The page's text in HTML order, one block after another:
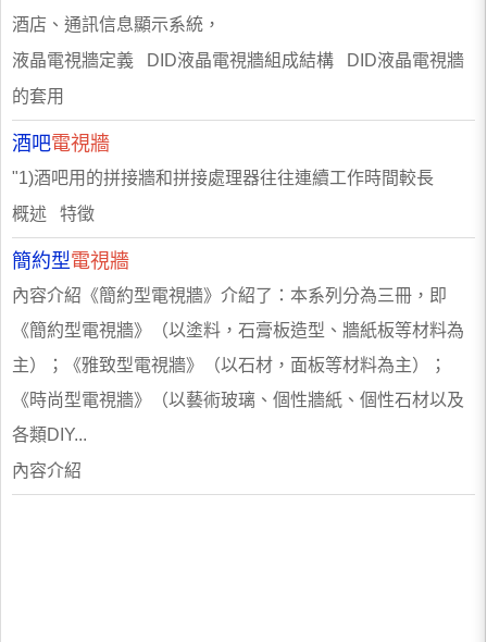
酒店、通訊信息顯示系統，
液晶電視牆定義 DID液晶電視牆組成結構 DID液晶電視牆
的套用
酒吧電視牆
"1)酒吧用的拼接牆和拼接處理器往往連續工作時間較長
概述 特徵
簡約型電視牆
內容介紹《簡約型電視牆》介紹了：本系列分為三冊，即
《簡約型電視牆》（以塗料，石膏板造型、牆紙板等材料為
主）；《雅致型電視牆》（以石材，面板等材料為主）；
《時尚型電視牆》（以藝術玻璃、個性牆紙、個性石材以及
各類DIY...
內容介紹